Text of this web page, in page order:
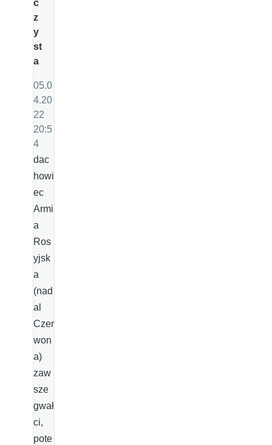
c
z
y
st
a
05.0
4.20
22
20:5
4
dac
howi
ec
Armi
a
Ros
yjsk
a
(nad
al
Czer
won
a)
zaw
sze
gwał
ci,
pote